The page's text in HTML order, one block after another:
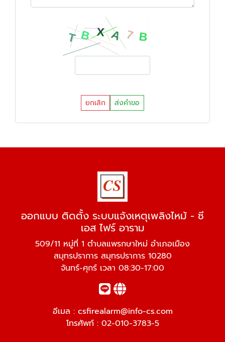
ยกเลิก ส่งคำขอ
ออกแบบ ติดตั้ง ระบบแจ้งเหตุเพลิงไหม้ - ซี
เอส ไฟร์ อาราม
509/11 หมู่ที่ 1 ตำบลแพรกษาใหม่ อำเภอเมือง
สมุทรปราการ สมุทรปราการ 10280
จันทร์-ศุกร์ เวลา 08:30-17:00
อีเมล : csfirealarm@info-cs.com
โทรศัพท์ : 02-010-3783-5